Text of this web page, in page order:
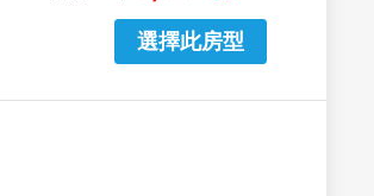
選擇此房型